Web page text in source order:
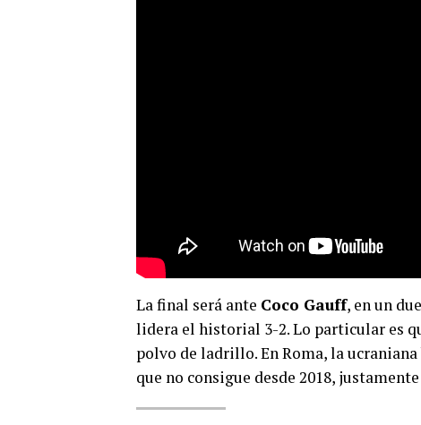
La final será ante Coco Gauff, en un
lidera el historial 3-2. Lo particular es
polvo de ladrillo. En Roma, la
que no consigue desde 2018,